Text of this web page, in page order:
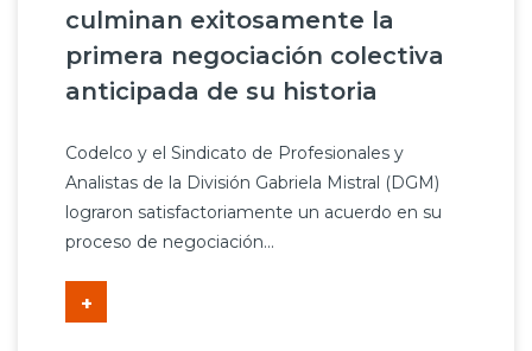
culminan exitosamente la
primera negociación colectiva
anticipada de su historia
Codelco y el Sindicato de Profesionales y
Analistas de la División Gabriela Mistral (DGM)
lograron satisfactoriamente un acuerdo en su
proceso de negociación...
+